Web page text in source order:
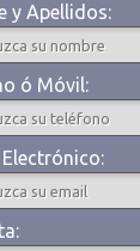
y Apellidos:
ó Móvil: